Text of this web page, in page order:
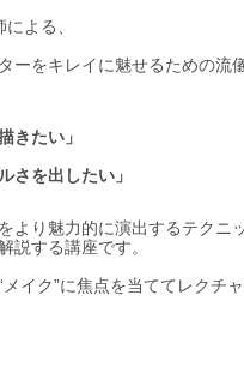
よる、
ーをキレイに魅せるための流
きたい」
さを出したい」
より魅力的に演出するテクニ
説する講座です。
イク”に焦点を当ててレクチャ